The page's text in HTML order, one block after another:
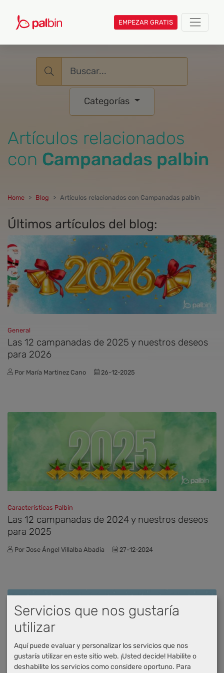
EMPEZAR GRATIS
Categorías
Artículos relacionados
con Campanadas palbin
Home Blog Artículos relacionados con Campanadas palbin
Últimos artículos del blog:
General
Las 12 campanadas de 2025 y nuestros deseos
para 2026
Por María Martinez Cano 26-12-2025
Características Palbin
Las 12 campanadas de 2024 y nuestros deseos
para 2025
Por Jose Ángel Villalba Abadia 27-12-2024
Servicios que nos gustaría
utilizar
Aquí puede evaluar y personalizar los servicios que nos
gustaría utilizar en este sitio web. ¡Usted decide! Habilite o
deshabilite los servicios como considere oportuno. Para